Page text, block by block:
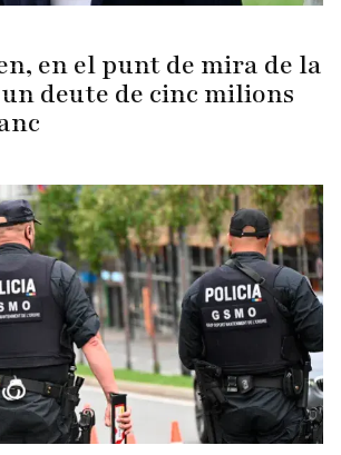
en el punt de mira de la
deute de cinc milions